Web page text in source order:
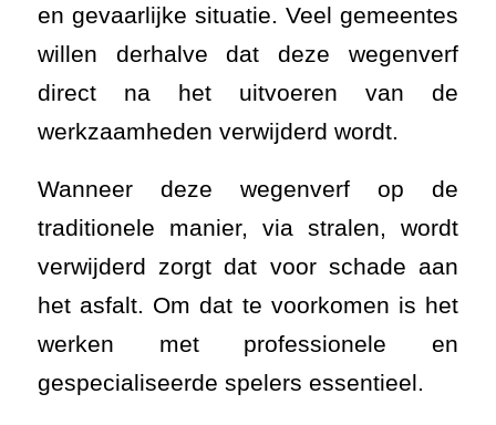
en gevaarlijke situatie. Veel gemeentes
willen derhalve dat deze wegenverf
direct na het uitvoeren van de
werkzaamheden verwijderd wordt.
Wanneer deze wegenverf op de
traditionele manier, via stralen, wordt
verwijderd zorgt dat voor schade aan
het asfalt. Om dat te voorkomen is het
werken met professionele en
gespecialiseerde spelers essentieel.